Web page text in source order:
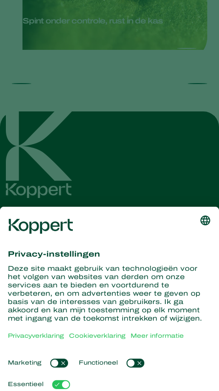
Spint onder controle, rust in de kas
Ontvang het laatste nieuws en
informatie
Hier aanmelden
Partners with Nature
Roofmijten
Roofinsecten
Nuttige nematoden
Nuttige micro-organismen
Gewasbescherming
Nieuws en informatie
Duurzaamheid
Populaire links
Ervaringen van klanten